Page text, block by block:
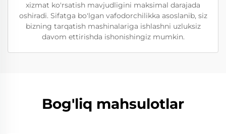
xizmat ko'rsatish mavjudligini maksimal darajada
oshiradi. Sifatga bo'lgan vafodorchilikka asoslanib, siz
bizning tarqatish mashinalariga ishlashni uzluksiz
davom ettirishda ishonishingiz mumkin.
Bog'liq mahsulotlar